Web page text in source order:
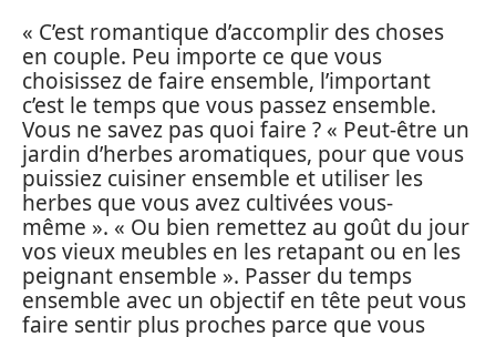
« C’est romantique d’accomplir des choses
en couple. Peu importe ce que vous
choisissez de faire ensemble, l’important
c’est le temps que vous passez ensemble.
Vous ne savez pas quoi faire ? « Peut-être un
jardin d’herbes aromatiques, pour que vous
puissiez cuisiner ensemble et utiliser les
herbes que vous avez cultivées vous-
même ». « Ou bien remettez au goût du jour
vos vieux meubles en les retapant ou en les
peignant ensemble ». Passer du temps
ensemble avec un objectif en tête peut vous
faire sentir plus proches parce que vous